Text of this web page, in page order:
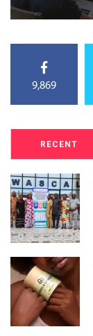
9,869
RECENT